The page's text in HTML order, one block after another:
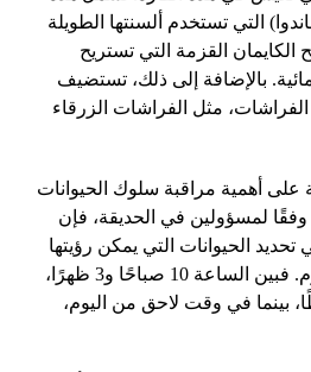
التي تستخدم ألسنتها الطويلة
الكايمان القزمة التي تستريح
بالإضافة إلى ذلك، تستضيف
مثل الفراشات الزرقاء
على أهمية مراقبة سلوك الحيوانات
وفقًا لمسؤولين في الحديقة، فإن
الحيوانات التي يمكن رؤيتها
في أوقات مختلفة من اليوم. فبين الساعة 10 صباحًا و3 ظهرًا،
بينما في وقت لاحق من اليوم،